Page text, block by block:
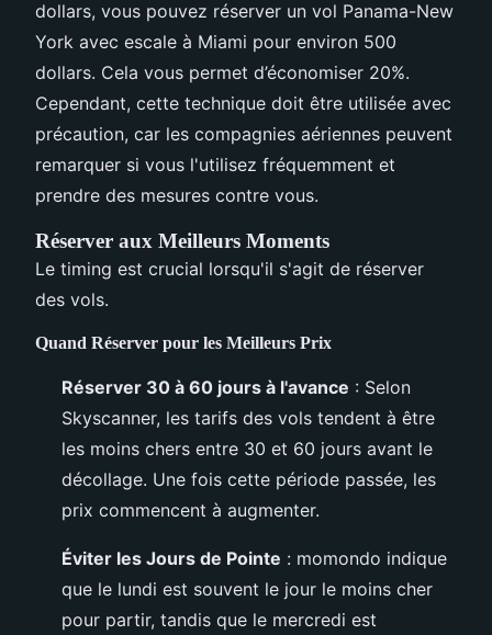
dollars, vous pouvez réserver un vol Panama-New
York avec escale à Miami pour environ 500
dollars. Cela vous permet d’économiser 20%.
Cependant, cette technique doit être utilisée avec
précaution, car les compagnies aériennes peuvent
remarquer si vous l'utilisez fréquemment et
prendre des mesures contre vous.
Réserver aux Meilleurs Moments
Le timing est crucial lorsqu'il s'agit de réserver
des vols.
Quand Réserver pour les Meilleurs Prix
Réserver 30 à 60 jours à l'avance : Selon
Skyscanner, les tarifs des vols tendent à être
les moins chers entre 30 et 60 jours avant le
décollage. Une fois cette période passée, les
prix commencent à augmenter.
Éviter les Jours de Pointe : momondo indique
que le lundi est souvent le jour le moins cher
pour partir, tandis que le mercredi est